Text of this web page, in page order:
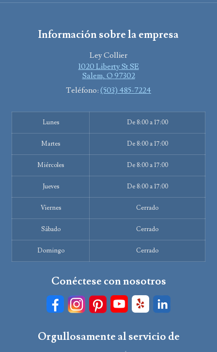
Información sobre la empresa
Ley Collier
1020 Liberty St SE
Salem, O 97302
Teléfono: (503) 485-7224
Lunes De 8:00 a 17:00
Martes De 8:00 a 17:00
Miércoles De 8:00 a 17:00
Jueves De 8:00 a 17:00
Viernes Cerrado
Sábado Cerrado
Domingo Cerrado
Conéctese con nosotros
Orgullosamente al servicio de